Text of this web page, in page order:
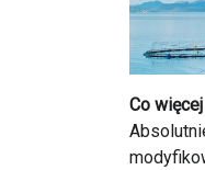
Co